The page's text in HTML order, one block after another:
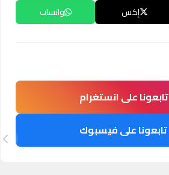
إكس واتساب
تابعونا على انستغرام
تابعونا على فيسبوك